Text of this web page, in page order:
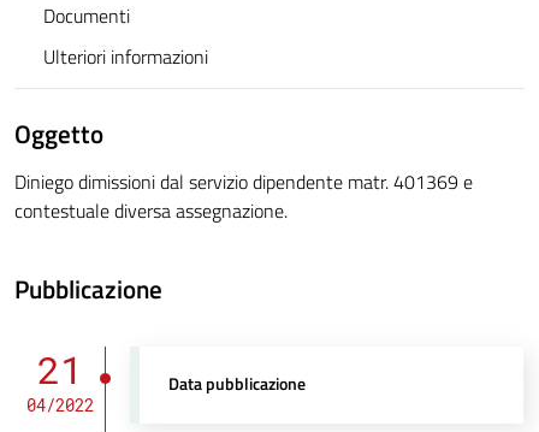
Documenti
Ulteriori informazioni
Oggetto
Diniego dimissioni dal servizio dipendente matr. 401369 e
contestuale diversa assegnazione.
Pubblicazione
21
04/2022
Data pubblicazione